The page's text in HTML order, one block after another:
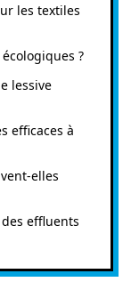
les textiles
?
lessive
efficaces à
elles
effluents